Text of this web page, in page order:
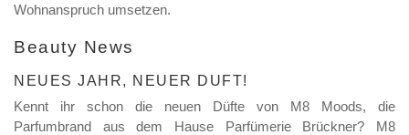
Wohnanspruch umsetzen.
Beauty News
NEUES JAHR, NEUER DUFT!
Kennt ihr schon die neuen Düfte von M8 Moods, die
Parfumbrand aus dem Hause Parfümerie Brückner? M8